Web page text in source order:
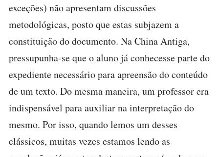
exceções) não apresentam discussões
metodológicas, posto que estas subjazem a
constituição do documento. Na China Antiga,
pressupunha-se que o aluno já conhecesse parte do
expediente necessário para apreensão do conteúdo
de um texto. Do mesma maneira, um professor era
indispensável para auxiliar na interpretação do
mesmo. Por isso, quando lemos um desses
clássicos, muitas vezes estamos lendo as